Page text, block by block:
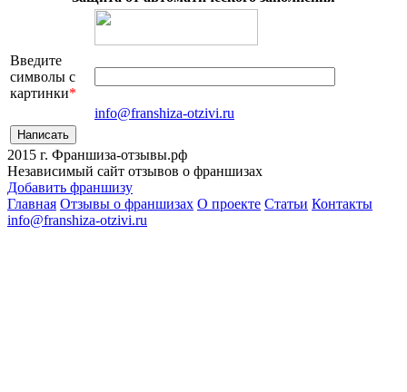
Введите
символы с
картинки*
info@franshiza-otzivi.ru
2015 г. Франшиза-отзывы.рф
Независимый сайт отзывов о франшизах
Добавить франшизу
Главная Отзывы о франшизах О проекте Статьи Контакты
info@franshiza-otzivi.ru